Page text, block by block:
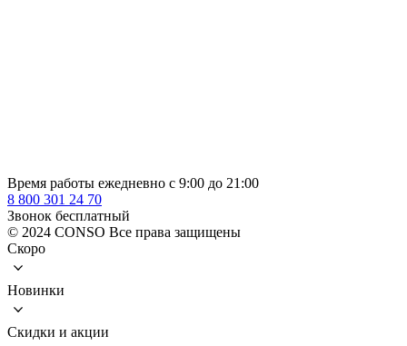
Время работы ежедневно с 9:00 до 21:00
8 800 301 24 70
Звонок бесплатный
© 2024 CONSO Все права защищены
Скоро
Новинки
Скидки и акции